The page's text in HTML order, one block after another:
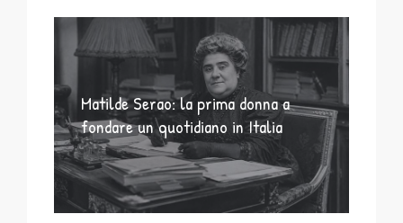
Matilde Serao: la prima donna a
fondare un quotidiano in Italia